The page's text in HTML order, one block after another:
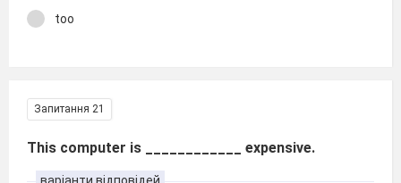
too
Запитання 21
This computer is ____________ expensive.